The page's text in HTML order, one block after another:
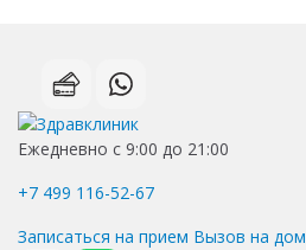
Ежедневно с 9:00 до 21:00
+7 499 116-52-67
Записаться на прием Вызов на дом